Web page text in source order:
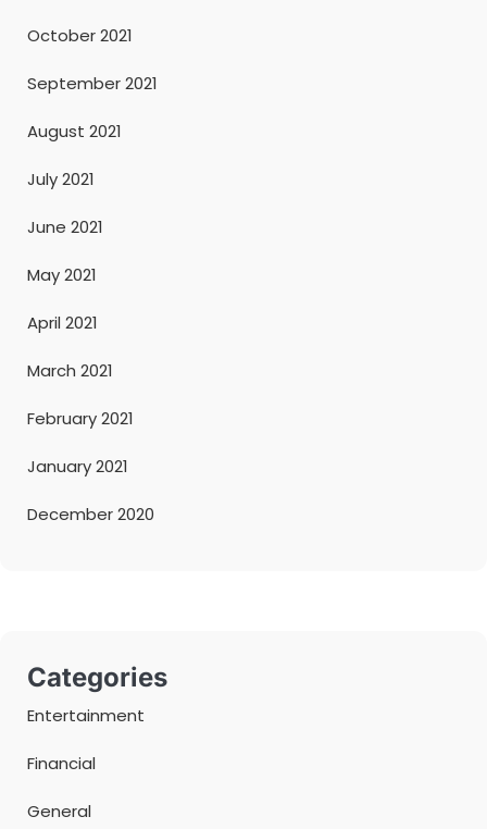
October 2021
September 2021
August 2021
July 2021
June 2021
May 2021
April 2021
March 2021
February 2021
January 2021
December 2020
Categories
Entertainment
Financial
General